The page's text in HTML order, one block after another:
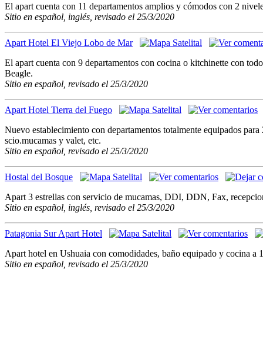
El apart cuenta con 11 departamentos amplios y cómodos con 2
Sitio en español, inglés, revisado el 25/3/2020
Apart Hotel El Viejo Lobo de Mar
El apart cuenta con 9 departamentos con cocina o kitchinette con
Beagle.
Sitio en español, revisado el 25/3/2020
Apart Hotel Tierra del Fuego
Nuevo establecimiento con departamentos totalmente equipados
scio.mucamas y valet, etc.
Sitio en español, revisado el 25/3/2020
Hostal del Bosque
Apart 3 estrellas con servicio de mucamas, DDI, DDN, Fax,
Sitio en español, inglés, revisado el 25/3/2020
Patagonia Sur Apart Hotel
Apart hotel en Ushuaia con comodidades, baño equipado y cocina
Sitio en español, revisado el 25/3/2020